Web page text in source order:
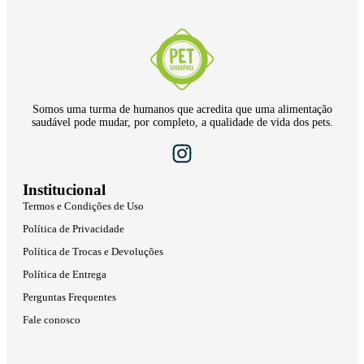
Somos uma turma de humanos que acredita que uma alimentação
saudável pode mudar, por completo, a qualidade de vida dos pets.
Institucional
Termos e Condições de Uso
Política de Privacidade
Política de Trocas e Devoluções
Política de Entrega
Perguntas Frequentes
Fale conosco